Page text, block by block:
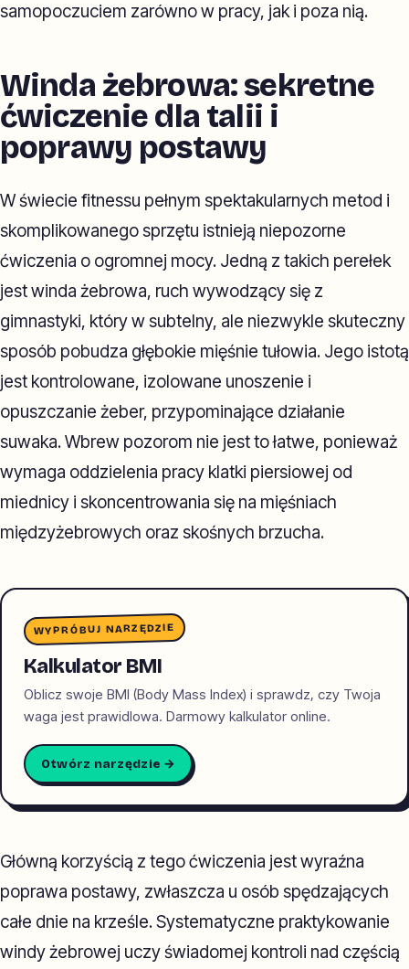
samopoczuciem zarówno w pracy, jak i poza nią.
Winda żebrowa: sekretne
ćwiczenie dla talii i
poprawy postawy
W świecie fitnessu pełnym spektakularnych metod i
skomplikowanego sprzętu istnieją niepozorne
ćwiczenia o ogromnej mocy. Jedną z takich perełek
jest winda żebrowa, ruch wywodzący się z
gimnastyki, który w subtelny, ale niezwykle skuteczny
sposób pobudza głębokie mięśnie tułowia. Jego istotą
jest kontrolowane, izolowane unoszenie i
opuszczanie żeber, przypominające działanie
suwaka. Wbrew pozorom nie jest to łatwe, ponieważ
wymaga oddzielenia pracy klatki piersiowej od
miednicy i skoncentrowania się na mięśniach
międzyżebrowych oraz skośnych brzucha.
WYPRÓBUJ NARZĘDZIE
Kalkulator BMI
Oblicz swoje BMI (Body Mass Index) i sprawdz, czy Twoja
waga jest prawidlowa. Darmowy kalkulator online.
Otwórz narzędzie →
Główną korzyścią z tego ćwiczenia jest wyraźna
poprawa postawy, zwłaszcza u osób spędzających
całe dnie na krześle. Systematyczne praktykowanie
windy żebrowej uczy świadomej kontroli nad częścią